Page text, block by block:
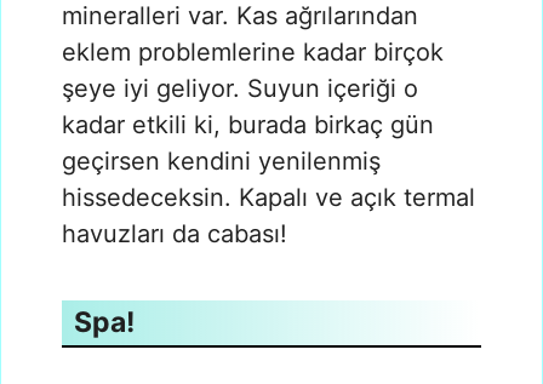
mineralleri var. Kas ağrılarından
eklem problemlerine kadar birçok
şeye iyi geliyor. Suyun içeriği o
kadar etkili ki, burada birkaç gün
geçirsen kendini yenilenmiş
hissedeceksin. Kapalı ve açık termal
havuzları da cabası!
Spa!